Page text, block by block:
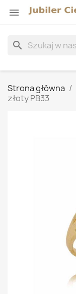

search
Strona główna
złoty PB33